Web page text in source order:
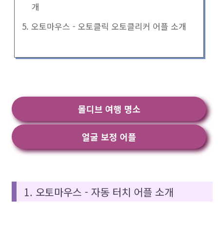
개
5. 오토마우스 - 오토클릭 오토클리커 어플 소개
몰디브 여행 명소
얼굴 보정 어플
1. 오토마우스 - 자동 터치 어플 소개